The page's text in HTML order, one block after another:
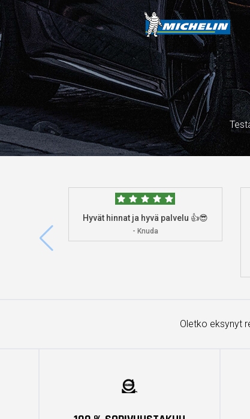
Hyvät hinnat ja hyvä palvelu 👍😎
- Knuda
Oletko eksynyt